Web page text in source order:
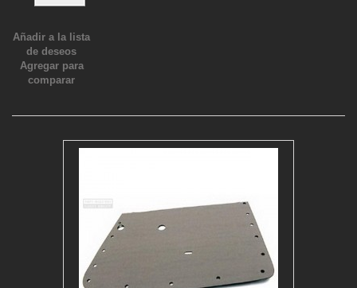
Añadir a la lista
de deseos
Agregar para
comparar